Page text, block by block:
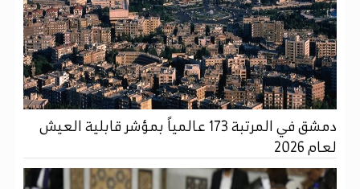
دمشق في المرتبة 173 عالمياً بمؤشر قابلية العيش
لعام 2026